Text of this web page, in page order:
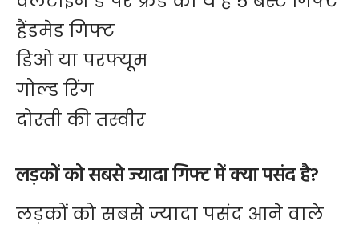
हैंडमेड गिफ्ट
डिओ या परफ्यूम
गोल्ड रिंग
दोस्ती की तस्वीर
लड़कों को सबसे ज्यादा गिफ्ट में क्या पसंद है?
लड़कों को सबसे ज्यादा पसंद आने वाले